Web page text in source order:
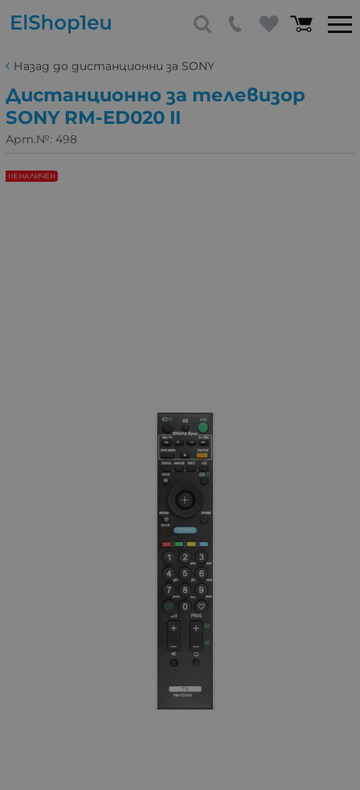
Назад до дистанционни за SONY
Дистанционно за телевизор
SONY RM-ED020 II
Арт.№: 498
НЕНАЛИЧЕН